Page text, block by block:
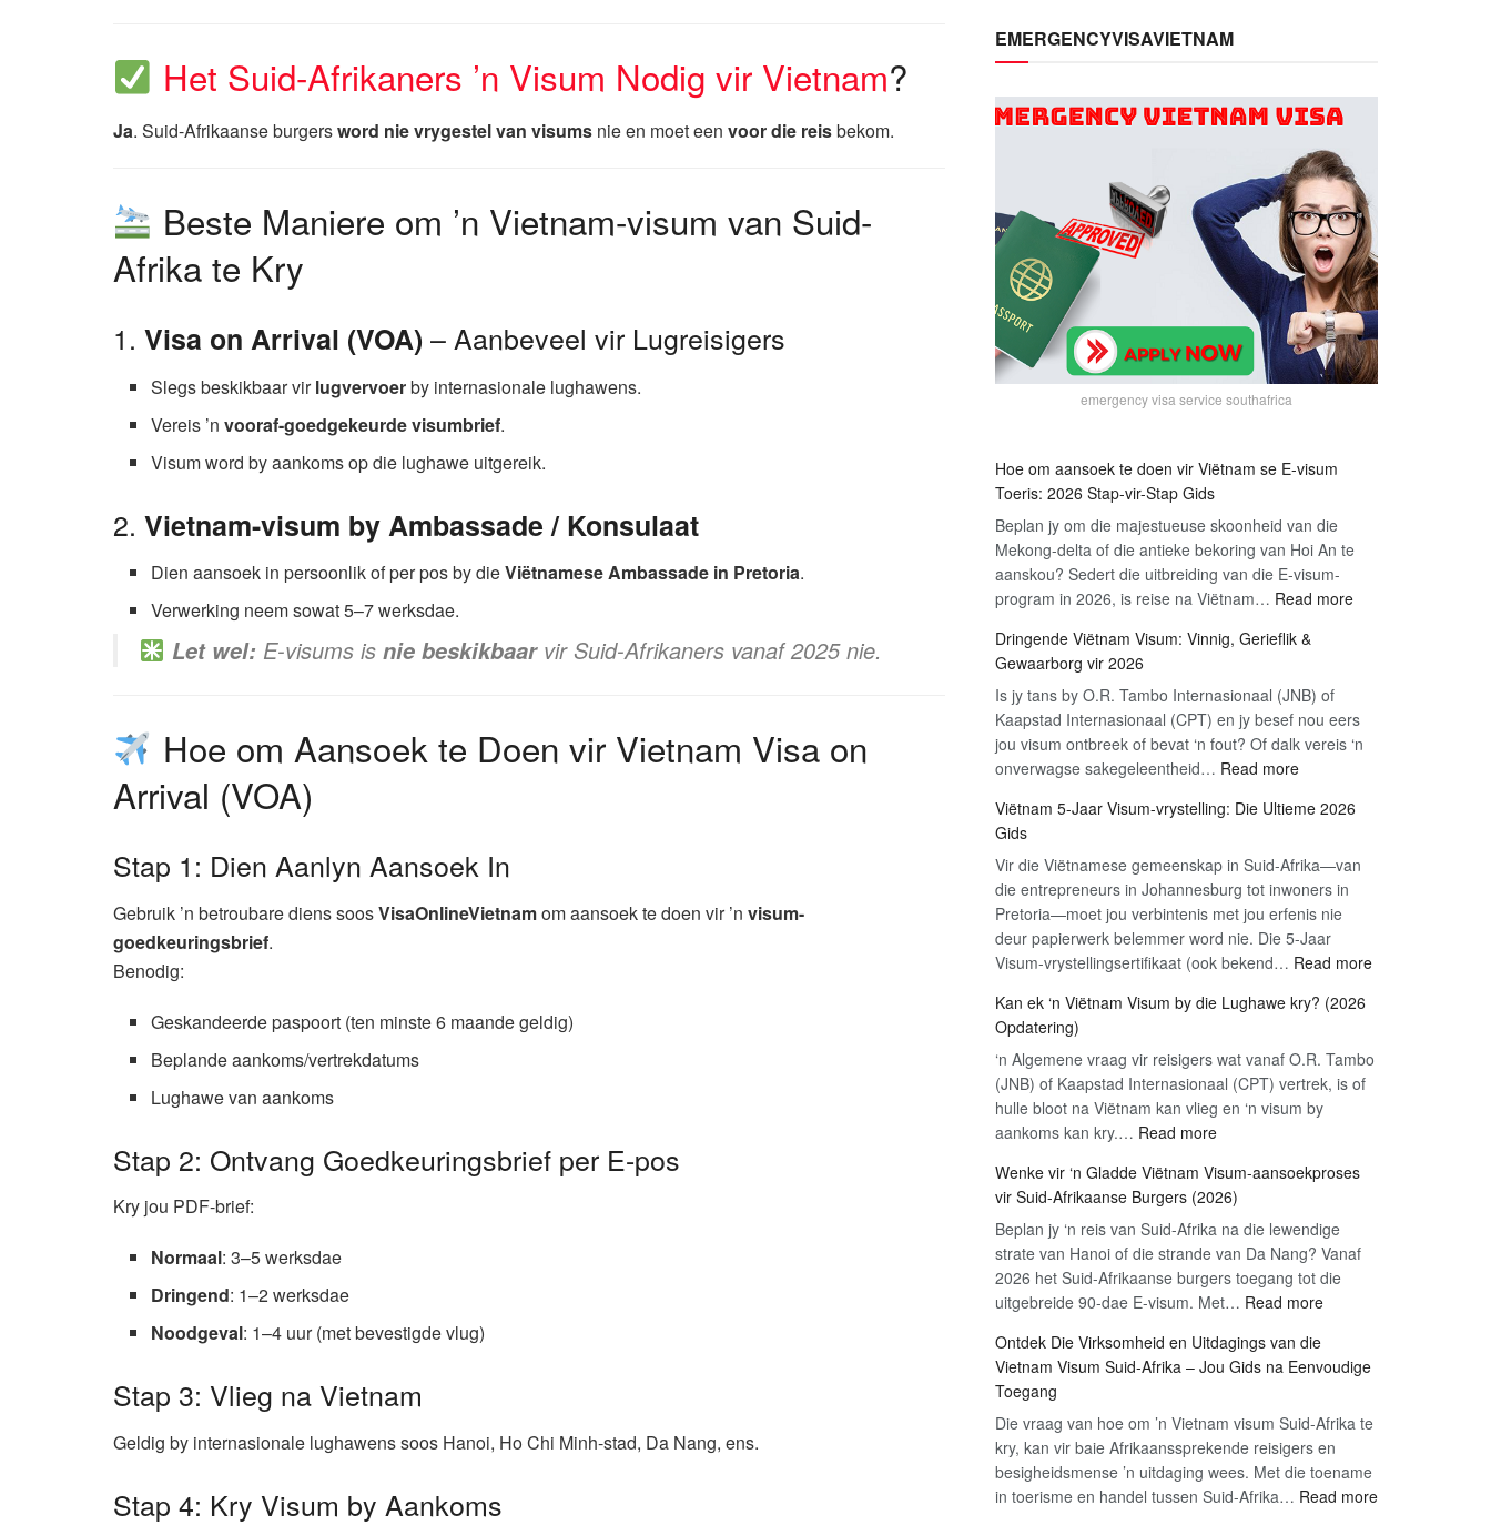
Het Suid-Afrikaners ’n Visum Nodig vir Vietnam?
Ja. Suid-Afrikaanse burgersword nie vrygestel van visums nie en moet een voor die reisbekom.
Beste Maniere om ’n Vietnam-visum van Suid-
Afrika te Kry
1. Visa on Arrival (VOA) – Aanbeveel vir Lugreisigers
Slegs beskikbaar virlugvervoerby internasionale lughawens.
Vereis ’nvooraf-goedgekeurde visumbrief.
Visum word by aankoms op die lughawe uitgereik.
2. Vietnam-visum by Ambassade / Konsulaat
Dien aansoek in persoonlik of per pos by dieViëtnamese Ambassade in Pretoria.
Verwerking neem sowat 5–7 werksdae.
Let wel: E-visums is nie beskikbaarvir Suid-Afrikaners vanaf 2025 nie.
Hoe om Aansoek te Doen vir Vietnam Visa on
Arrival (VOA)
Stap 1: Dien Aanlyn Aansoek In
Gebruik ’n betroubare diens soosVisaOnlineVietnamom aansoek te doen vir ’n visum-
goedkeuringsbrief.
Benodig:
Geskandeerde paspoort (ten minste 6 maande geldig)
Beplande aankoms/vertrekdatums
Lughawe van aankoms
Stap 2: Ontvang Goedkeuringsbrief per E-pos
Kry jou PDF-brief:
Normaal: 3–5 werksdae
Dringend: 1–2 werksdae
Noodgeval: 1–4 uur (met bevestigde vlug)
Stap 3: Vlieg na Vietnam
Geldig by internasionale lughawens soos Hanoi, Ho Chi Minh-stad, Da Nang, ens.
Stap 4: Kry Visum by Aankoms
EMERGENCYVISAVIETNAM
emergency visa service southafrica
Hoe om aansoek te doen vir Viëtnam se E-visum
Toeris: 2026 Stap-vir-Stap Gids
Beplan jy om die majestueuse skoonheid van die
Mekong-delta of die antieke bekoring van Hoi An te
aanskou? Sedert die uitbreiding van die E-visum-
program in 2026, is reise na Viëtnam… Read more:
doen
vir
E-
Toeris:
Stap
Dringende Viëtnam Visum: Vinnig, Gerieflik &
Gewaarborg vir 2026
Is jy tans by O.R. Tambo Internasionaal (JNB) of
Kaapstad Internasionaal (CPT) en jy besef nou eers
jou visum ontbreek of bevat ‘n fout? Of dalk vereis ‘n
onverwagse sakegeleentheid… Read more:
Viëtnam
Vinnig,
Gerieflik
&
Gewaarborg
vir
Viëtnam 5-Jaar Visum-vrystelling: Die Ultieme 2026
Gids
Vir die Viëtnamese gemeenskap in Suid-Afrika—van
die entrepreneurs in Johannesburg tot inwoners in
Pretoria—moet jou verbintenis met jou erfenis nie
deur papierwerk belemmer word nie. Die 5-Jaar
Visum-vrystellingsertifikaat (ook bekend… Read more:
Visum-
Kan ek ‘n Viëtnam Visum by die Lughawe kry? (2026
Opdatering)
‘n Algemene vraag vir reisigers wat vanaf O.R. Tambo
(JNB) of Kaapstad Internasionaal (CPT) vertrek, is of
hulle bloot na Viëtnam kan vlieg en ‘n visum by
aankoms kan kry.… Read more:
ek
‘n
Viëtnam
Visum
by
die
kry?
(2026
Wenke vir ‘n Gladde Viëtnam Visum-aansoekproses
vir Suid-Afrikaanse Burgers (2026)
Beplan jy ‘n reis van Suid-Afrika na die lewendige
strate van Hanoi of die strande van Da Nang? Vanaf
2026 het Suid-Afrikaanse burgers toegang tot die
uitgebreide 90-dae E-visum. Met… Read more:
‘n
Viëtnam
Visum-
aansoekproses
vir
Ontdek Die Virksomheid en Uitdagings van die
Vietnam Visum Suid-Afrika – Jou Gids na Eenvoudige
Toegang
Die vraag van hoe om ’n Vietnam visum Suid-Afrika te
kry, kan vir baie Afrikaanssprekende reisigers en
besigheidsmense ’n uitdaging wees. Met die toename
in toerisme en handel tussen Suid-Afrika… Read more: